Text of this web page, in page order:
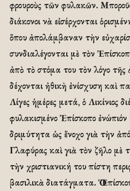
φρουροὺς τῶν φυλακῶν.
διάκονοι νὰ εἰσέρχονται
ὅπου ἀπολάμβαναν τὴν
συνδιαλέγονται μὲ τὸν
ἀπὸ τὸ στόμα του τὸν λόγο τῆς
δέχονται ἠθικὴ ἐνίσχυση καὶ
Λίγες ἡμέρες μετά, ὁ Λικίνιος
φυλακισμένο Ἐπίσκοπο
δριμύτητα ὡς ἔνοχο γιὰ τὴν
Γλαφύρας καὶ γιὰ τὸν ζῆλο μὲ
τὴν χριστιανική του πίστη
βασιλικὰ διατάγματα. Ὁ